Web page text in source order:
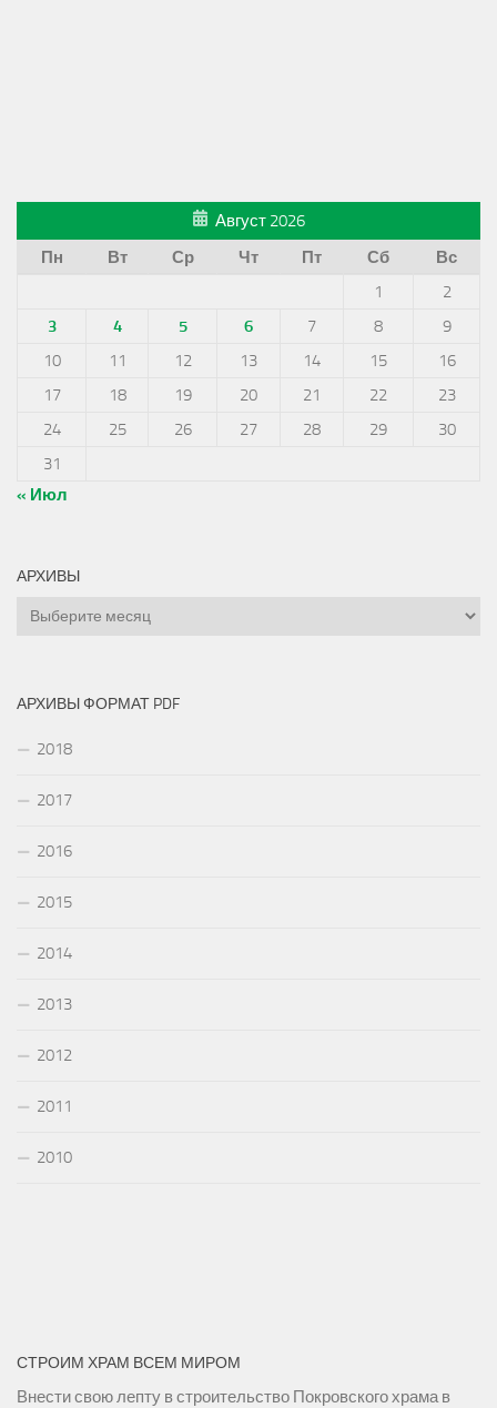
Август 2026
Пн
Вт Ср Чт Пт Сб
Вс
1
2
3
4 5 6 7 8
9
10
11 12 13 14 15
16
17
18 19 20 21 22
23
24
25 26 27 28 29
30
31
« Июл
АРХИВЫ
Архивы
АРХИВЫ ФОРМАТ PDF
2018
2017
2016
2015
2014
2013
2012
2011
2010
СТРОИМ ХРАМ ВСЕМ МИРОМ
Внести свою лепту в строительство Покровского храма в